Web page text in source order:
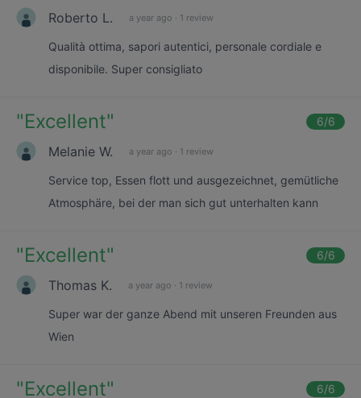
Roberto L. a year ago · 1 review
Qualità ottima, sapori autentici, personale cordiale e
disponibile. Super consigliato
"Excellent" 6/6
Melanie W. a year ago · 1 review
Service top, Essen flott und ausgezeichnet, gemütliche
Atmosphäre, bei der man sich gut unterhalten kann
"Excellent" 6/6
Thomas K. a year ago · 1 review
Super war der ganze Abend mit unseren Freunden aus
Wien
"Excellent" 6/6